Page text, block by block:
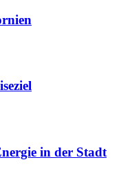
in der Stadt